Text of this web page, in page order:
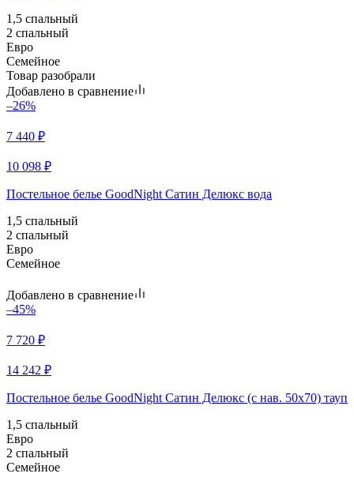
1,5 спальный
2 спальный
Евро
Семейное
Товар разобрали
Добавлено в сравнение
–26%
7 440 ₽
10 098 ₽
Постельное белье GoodNight Сатин Делюкс вода
1,5 спальный
2 спальный
Евро
Семейное
Добавлено в сравнение
–45%
7 720 ₽
14 242 ₽
Постельное белье GoodNight Сатин Делюкс (с нав. 50х70) тауп
1,5 спальный
Евро
2 спальный
Семейное